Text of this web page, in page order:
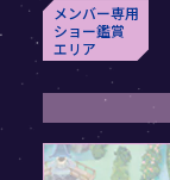
メンバー専用
ショー鑑賞
エリア